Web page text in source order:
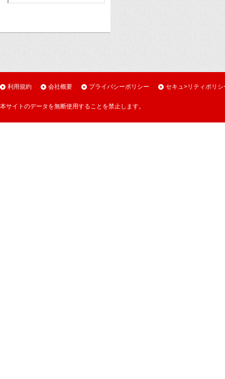
利用規約 会社概要 プライバシーポリシー セキュ>リティポリシ
本サイトのデータを無断使用することを禁止します。